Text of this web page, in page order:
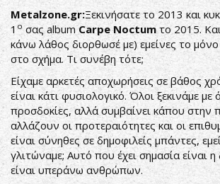
Metalzone.gr:Ξεκινήσατε το 2013 και
1 ο σας albumCarpeNoctumτο 2015.
κάνω λάθος διορθωσέ με) εμείνες το μόνο
στο σχήμα. Τι συνέβη τότε;
Είχαμε αρκετές αποχωρήσεις σε βάθος
είναι κάτι φυσιολογικό. Όλοι ξεκινάμε με
προσδοκίες, αλλά συμβαίνει κάπου στην
αλλάζουν οι προτεραιότητες και οι
είναι σύνηθες σε δημοφιλείς μπάντες,
γλιτώναμε; Αυτό που έχει σημασία είναι η
είναι υπεράνω ανθρώπων.